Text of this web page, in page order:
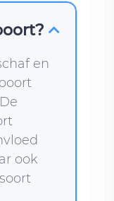
en
ook